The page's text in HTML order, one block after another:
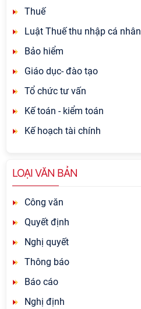
Thuế
Luật Thuế thu nhập cá nhân
Bảo hiểm
Giáo dục- đào tạo
Tổ chức tư vấn
Kế toán - kiểm toán
Kế hoạch tài chính
LOẠI VĂN BẢN
Công văn
Quyết định
Nghị quyết
Thông báo
Báo cáo
Nghị định